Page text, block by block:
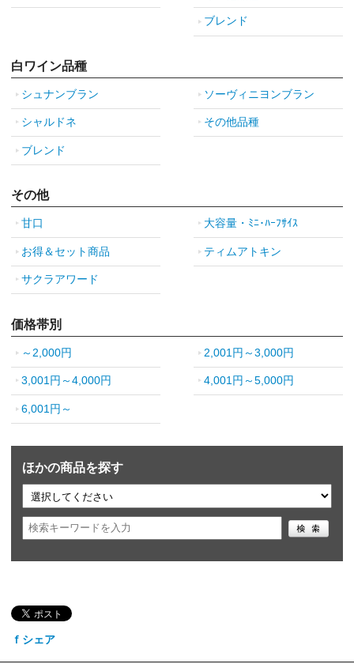
ブレンド
白ワイン品種
シュナンブラン ソーヴィニヨンブラン
シャルドネ その他品種
ブレンド
その他
甘口 大容量・ﾐﾆ･ﾊｰﾌｻｲｽ
お得＆セット商品 ティムアトキン
サクラアワード
価格帯別
～2,000円 2,001円～3,000円
3,001円～4,000円 4,001円～5,000円
6,001円～
ほかの商品を探す
ｆシェア